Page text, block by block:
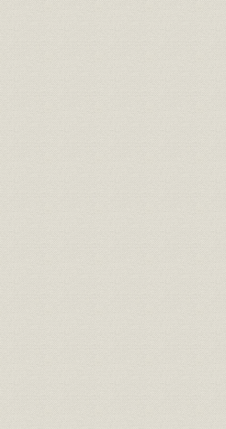
沿革;提携・合併
麻里布製油所の操業再開とカル
テックスとの提携
昭和24年
(1950年)9